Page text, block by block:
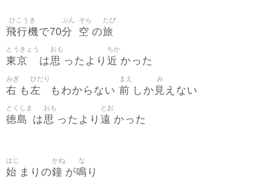
飛行機
ひこうき
で70分
ぷん
空
そら
の旅
たび
東京
とうきょう
は思
おも
ったより 近
ちか
かった
右
みぎ
も 左
ひだり
もわからない 前
まえ
しか 見
み
えない
徳島
とくしま
は思
おも
ったより 遠
とお
かった
始
はじ
まりの鐘
かね
が鳴
な
り